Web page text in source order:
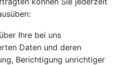
Ihre bei uns
Daten und deren
Berichtigung unrichtiger